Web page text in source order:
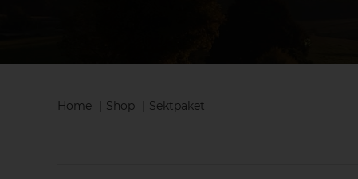
Home Shop Sektpaket